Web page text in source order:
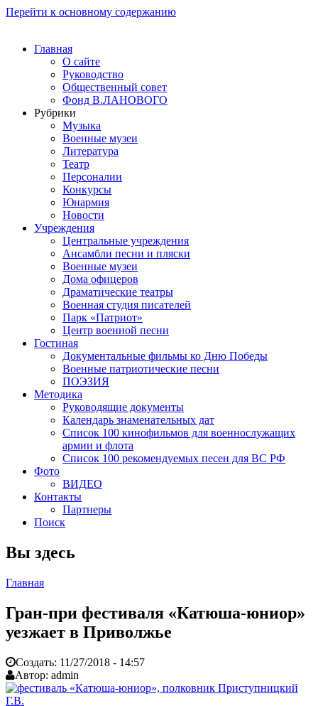
Перейти к основному содержанию
Главная
О сайте
Руководство
Общественный совет
Фонд В.ЛАНОВОГО
Рубрики
Музыка
Военные музеи
Литература
Театр
Персоналии
Конкурсы
Юнармия
Новости
Учреждения
Центральные учреждения
Ансамбли песни и пляски
Военные музеи
Дома офицеров
Драматические театры
Военная студия писателей
Парк «Патриот»
Центр военной песни
Гостиная
Документальные фильмы ко Дню Победы
Военные патриотические песни
ПОЭЗИЯ
Методика
Руководящие документы
Календарь знаменательных дат
Список 100 кинофильмов для военнослужащих
армии и флота
Список 100 рекомендуемых песен для ВС РФ
Фото
ВИДЕО
Контакты
Партнеры
Поиск
Вы здесь
Главная
Гран-при фестиваля «Катюша-юниор»
уезжает в Приволжье
Создать: 11/27/2018 - 14:57
Автор: admin